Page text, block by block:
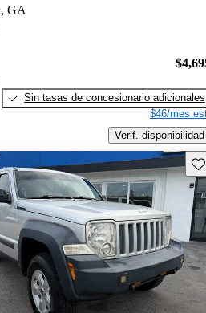
GA
Sin tasas de concesionario adicionales
$46/mes
Verif. disponibilidad